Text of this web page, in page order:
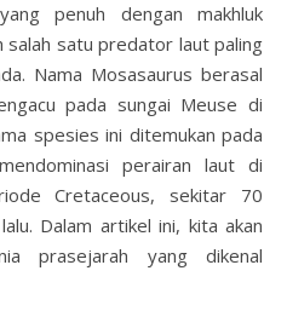
penuh dengan makhluk
salah satu predator laut paling
Nama Mosasaurus berasal
pada sungai Meuse di
spesies ini ditemukan pada
perairan laut di
Cretaceous, sekitar 70
Dalam artikel ini, kita akan
prasejarah yang dikenal